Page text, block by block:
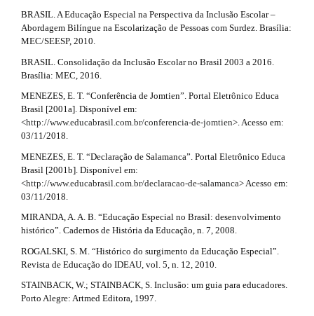
e
n
u
s
i
d
e
b
a
#
#
BRASIL. A Educação Especial na Perspectiva da Inclusão Escolar –
Abordagem Bilíngue na Escolarização de Pessoas com Surdez. Brasília:
MEC/SEESP, 2010.
BRASIL. Consolidação da Inclusão Escolar no Brasil 2003 a 2016.
Brasília: MEC, 2016.
MENEZES, E. T. “Conferência de Jomtien”. Portal Eletrônico Educa
Brasil [2001a]. Disponível em:
<http://www.educabrasil.com.br/conferencia-de-jomtien>. Acesso em:
03/11/2018.
MENEZES, E. T. “Declaração de Salamanca”. Portal Eletrônico Educa
Brasil [2001b]. Disponível em:
<http://www.educabrasil.com.br/declaracao-de-salamanca> Acesso em:
03/11/2018.
MIRANDA, A. A. B. “Educação Especial no Brasil: desenvolvimento
histórico”. Cadernos de História da Educação, n. 7, 2008.
ROGALSKI, S. M. “Histórico do surgimento da Educação Especial”.
Revista de Educação do IDEAU, vol. 5, n. 12, 2010.
STAINBACK, W.; STAINBACK, S. Inclusão: um guia para educadores.
Porto Alegre: Artmed Editora, 1997.